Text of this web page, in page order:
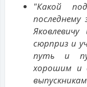
"Какой
сюрприз и
путь и
хорошим и